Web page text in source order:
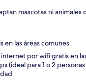
mascotas ni animales
en las áreas comunes
internet por wifi gratis en
(ideal para 1 o 2